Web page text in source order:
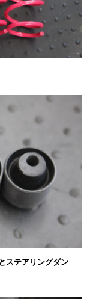
ステアリングダン